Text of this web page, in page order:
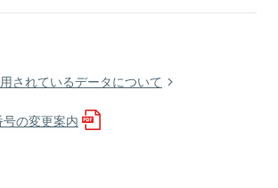
されているデータについて
の変更案内